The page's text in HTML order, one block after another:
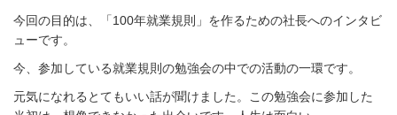
今回の目的は、「100年就業規則」を作るための社長へのインタビ
ューです。
今、参加している就業規則の勉強会の中での活動の一環です。
元気になれるとてもいい話が聞けました。この勉強会に参加した